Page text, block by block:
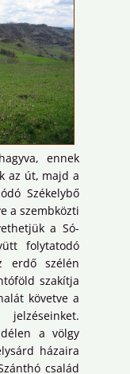
ennek
az út, majd a
Székelybő
a szembközti
a Só-
folytatodó
erdő szélén
szakítja
követve a
a völgy
házaira
család